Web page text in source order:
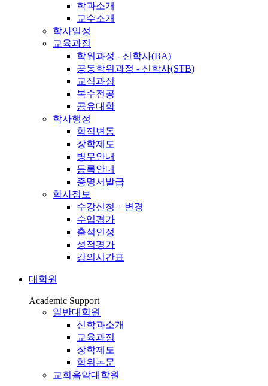
학과소개
교수소개
학사일정
교육과정
학위과정 - 신학사(BA)
공동학위과정 - 신학사(STB)
교직과정
복수전공
공유대학
학사행정
학적변동
장학제도
병무안내
등록안내
증명서발급
학사정보
수강신청ㆍ변경
수업평가
출석인정
성적평가
강의시간표
대학원
Academic Support
일반대학원
신학과소개
교육과정
장학제도
학위논문
교회음악대학원